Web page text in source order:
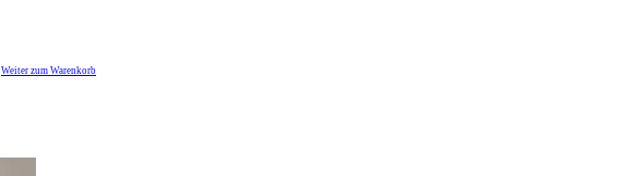
Weiter zum Warenkorb